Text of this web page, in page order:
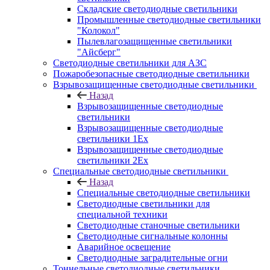
Складские светодиодные светильники
Промышленные светодиодные светильники
"Колокол"
Пылевлагозащищенные светильники
"Айсберг"
Светодиодные светильники для АЗС
Пожаробезопасные светодиодные светильники
Взрывозащищенные светодиодные светильники
Назад
Взрывозащищенные светодиодные
светильники
Взрывозащищенные светодиодные
светильники 1Ex
Взрывозащищенные светодиодные
светильники 2Ex
Специальные светодиодные светильники
Назад
Специальные светодиодные светильники
Светодиодные светильники для
специальной техники
Светодиодные станочные светильники
Светодиодные сигнальные колонны
Аварийное освещение
Светодиодные заградительные огни